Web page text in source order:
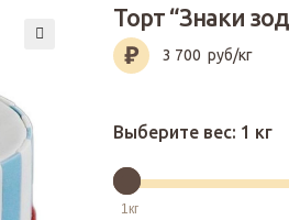
Торт “Знаки
3 700 руб/кг
Выберите вес: 1 кг